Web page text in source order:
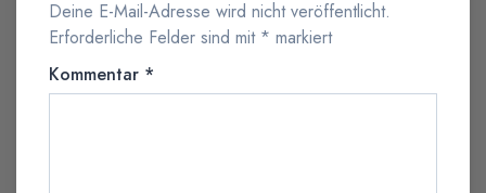
Deine E-Mail-Adresse wird nicht veröffentlicht.
Erforderliche Felder sind mit * markiert
Kommentar *